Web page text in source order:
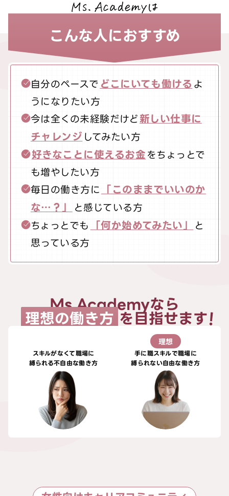
Ms.Academyは
こんな人におすすめ
自分のペースでどこにいても働けるよ
うになりたい方
今は全くの未経験だけど新しい仕事に
チャレンジしてみたい方
好きなことに使えるお金をちょっとで
も増やしたい方
毎日の働き方に「このままでいいのか
な…？」と感じている方
ちょっとでも「何か始めてみたい」と
思っている方
Ms.Academyなら
理想の働き方 を目指せます
スキルがなくて職場に
縛られる不自由な働き方
理想
手に職スキルで職場に
縛られない自由な働き方